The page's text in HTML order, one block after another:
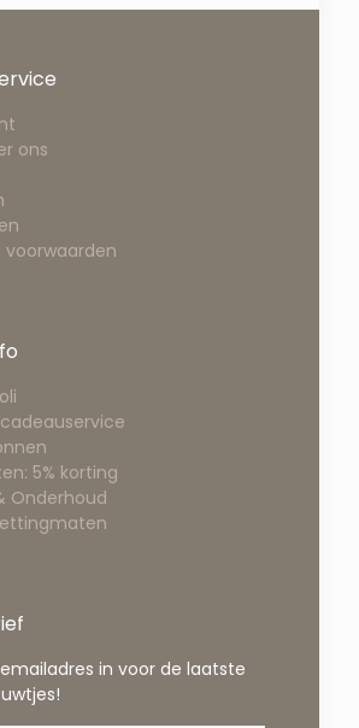
ons
voorwaarden
5% korting
Onderhoud
in voor de laatste